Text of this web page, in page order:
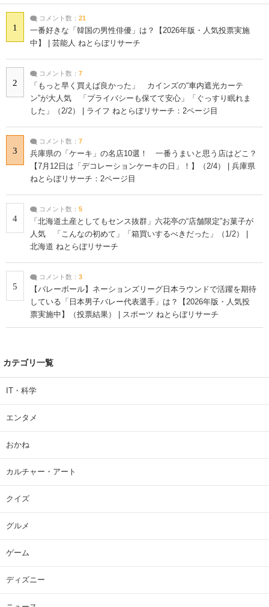
1
コメント数： 21
一番好きな「韓国の男性俳優」は？【2026年版・人気投票実施
中】 | 芸能人 ねとらぼリサーチ
2
コメント数： 7
「もっと早く買えば良かった」 カインズの“車内遮光カーテ
ン”が大人気 「プライバシーも保てて安心」「ぐっすり眠れま
した」（2/2） | ライフ ねとらぼリサーチ：2ページ目
3
コメント数： 7
兵庫県の「ケーキ」の名店10選！ 一番うまいと思う店はどこ？
【7月12日は「デコレーションケーキの日」！】（2/4） | 兵庫県
ねとらぼリサーチ：2ページ目
4
コメント数： 5
「北海道土産としてもセンス抜群」六花亭の“店舗限定”お菓子が
人気 「こんなの初めて」「箱買いするべきだった」（1/2） |
北海道 ねとらぼリサーチ
5
コメント数： 3
【バレーボール】ネーションズリーグ日本ラウンドで活躍を期待
している「日本男子バレー代表選手」は？【2026年版・人気投
票実施中】（投票結果） | スポーツ ねとらぼリサーチ
カテゴリ一覧
IT・科学
エンタメ
おかね
カルチャー・アート
クイズ
グルメ
ゲーム
ディズニー